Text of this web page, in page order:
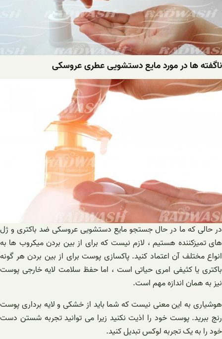
ناگفته ها در مورد مایع دستشویی عطری عروسکی
در حالی که ما در حال جستجو مایع دستشویی عروسکی ضد باکتری و ژل
های تمیزکننده هستیم ، لازم نیست که برای از بین بردن میکروب ها به
انواع مختلف آن اعتماد کنید. پاکسازی پوست برای از بین بردن هر گونه
باکتری یا کثیفی امری حیاتی است ، اما حفظ سلامت لایه خارجی پوست
نیز به همان اندازه مهم است.
هوشیاری به این معنی نیست که شما باید از خشکی و لایه برداری پوست
رنج ببرید. پوست خود را اذیت نکنید زیرا می توانید تجربه شستن دست
خود را به یک تجربه لوکس تبدیل کنید.